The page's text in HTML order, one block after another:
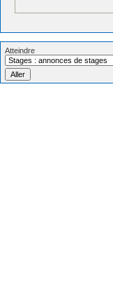
Atteindre